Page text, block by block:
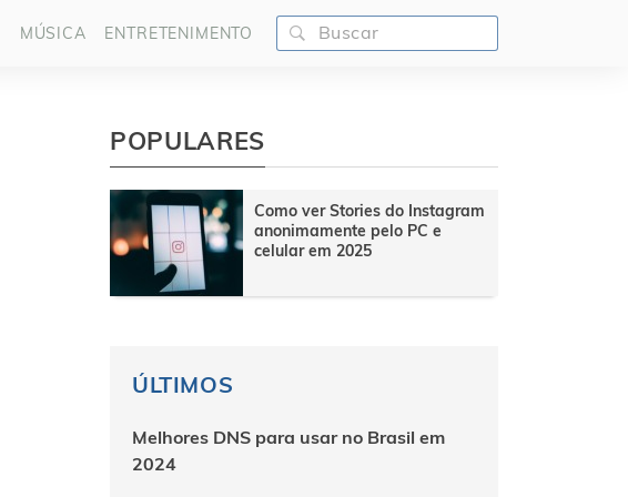
MÚSICA ENTRETENIMENTO
POPULARES
Como ver Stories do Instagram
anonimamente pelo PC e
celular em 2025
ÚLTIMOS
Melhores DNS para usar no Brasil em
2024